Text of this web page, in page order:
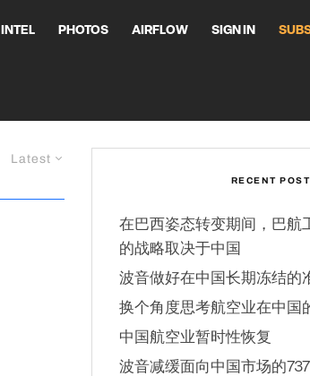
INTEL PHOTOS AIRFLOW SIGN IN
Latest
RECENT
在巴西姿态转变期间，巴航
的战略取决于中国
波音做好在中国长期冻结的
换个角度思考航空业在中国
中国航空业暂时性恢复
波音减缓面向中国市场的